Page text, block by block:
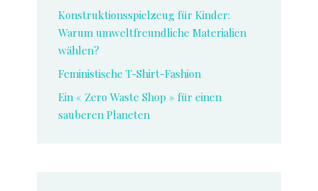
Konstruktionsspielzeug für Kinder:
Warum umweltfreundliche Materialien
wählen?
Feministische T-Shirt-Fashion
Ein « Zero Waste Shop » für einen
sauberen Planeten